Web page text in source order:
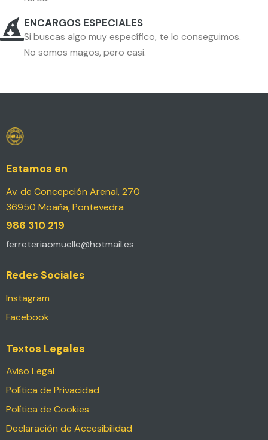
ENCARGOS ESPECIALES
Si buscas algo muy específico, te lo conseguimos.
No somos magos, pero casi.
Estamos en
Av. de Concepción Arenal, 270
36950 Moaña, Pontevedra
986 310 219
ferreteriaomuelle@hotmail.es
Redes Sociales
Instagram
Facebook
Textos Legales
Aviso Legal
Política de Privacidad
Política de Cookies
Declaración de Accesibilidad